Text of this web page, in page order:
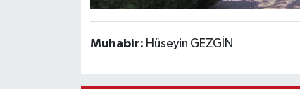
Muhabir: Hüseyin GEZGİN